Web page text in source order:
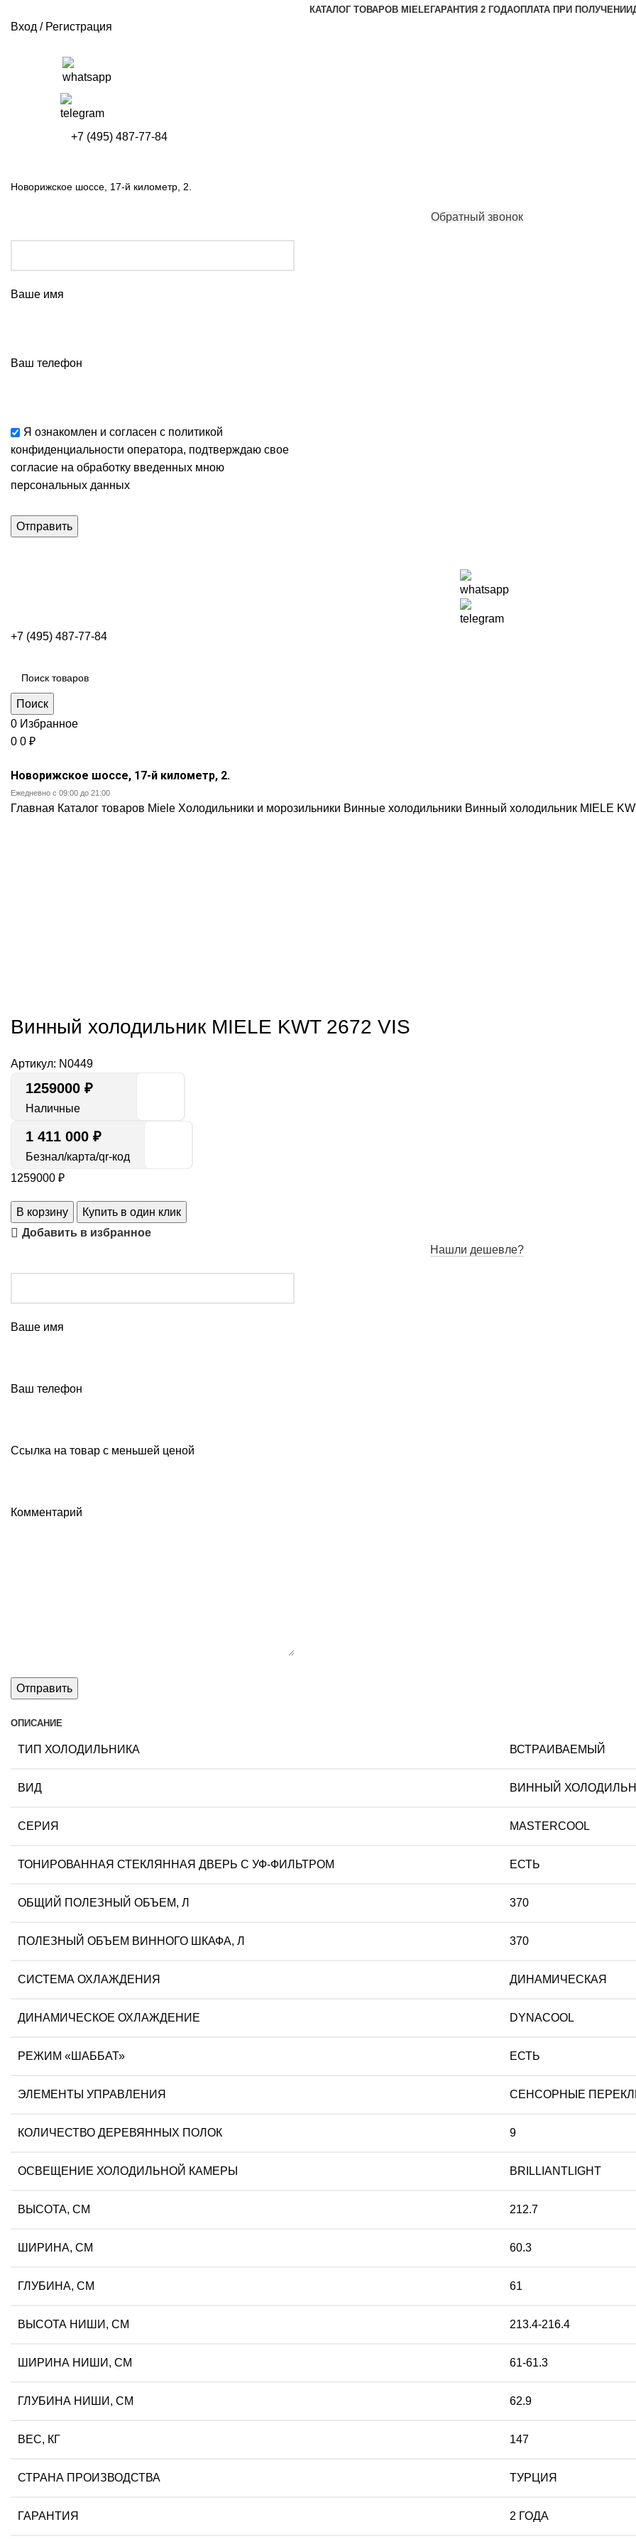
КАТАЛОГ ТОВАРОВ MIELEГАРАНТИЯ 2 ГОДАОПЛАТА ПРИ ПОЛУЧЕНИИ
Вход / Регистрация
+7 (495) 487-77-84
Новорижское шоссе, 17-й километр, 2.
Обратный звонок
Ваше имя
Ваш телефон
Я ознакомлен и согласен с политикой
конфиденциальности оператора, подтверждаю свое
согласие на обработку введенных мною
персональных данных
+7 (495) 487-77-84
Поиск
0 Избранное
0 0 ₽
Новорижское шоссе, 17-й километр, 2.
Ежедневно с 09:00 до 21:00
Главная Каталог товаров Miele Холодильники и морозильники Винные холодильники Винный холодильник MIELE
Винный холодильник MIELE KWT 2672 VIS
Артикул: N0449
1259000 ₽
Наличные
1 411 000 ₽
Безнал/карта/qr-код
1259000 ₽
В корзину
Купить в один клик
Добавить в избранное
Нашли дешевле?
Ваше имя
Ваш телефон
Ссылка на товар с меньшей ценой
Комментарий
ОПИСАНИЕ
ТИП ХОЛОДИЛЬНИКА ВСТРАИВАЕМЫЙ
ВИД ВИННЫЙ
СЕРИЯ MASTERCOOL
ТОНИРОВАННАЯ СТЕКЛЯННАЯ ДВЕРЬ С УФ-ФИЛЬТРОМ ЕСТЬ
ОБЩИЙ ПОЛЕЗНЫЙ ОБЪЕМ, Л 370
ПОЛЕЗНЫЙ ОБЪЕМ ВИННОГО ШКАФА, Л 370
СИСТЕМА ОХЛАЖДЕНИЯ ДИНАМИЧЕСКАЯ
ДИНАМИЧЕСКОЕ ОХЛАЖДЕНИЕ DYNACOOL
РЕЖИМ «ШАББАТ» ЕСТЬ
ЭЛЕМЕНТЫ УПРАВЛЕНИЯ СЕНСОРНЫЕ
КОЛИЧЕСТВО ДЕРЕВЯННЫХ ПОЛОК 9
ОСВЕЩЕНИЕ ХОЛОДИЛЬНОЙ КАМЕРЫ BRILLIANTLIGHT
ВЫСОТА, СМ 212.7
ШИРИНА, СМ 60.3
ГЛУБИНА, СМ 61
ВЫСОТА НИШИ, СМ 213.4-216.4
ШИРИНА НИШИ, СМ 61-61.3
ГЛУБИНА НИШИ, СМ 62.9
ВЕС, КГ 147
СТРАНА ПРОИЗВОДСТВА ТУРЦИЯ
ГАРАНТИЯ 2 ГОДА